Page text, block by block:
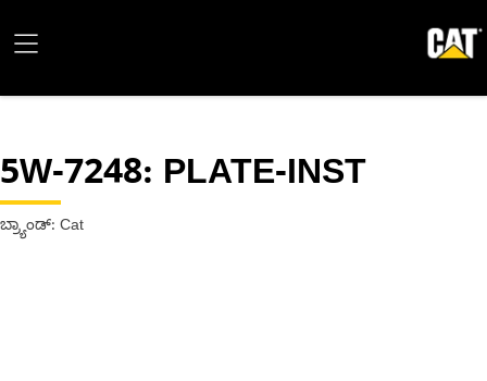
5W-7248: PLATE-INST
ಬ್ರ್ಯಾಂಡ್: Cat